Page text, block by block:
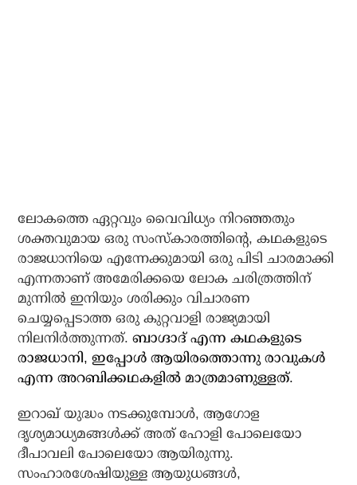
ലോകത്തെ ഏറ്റവും വൈവിധ്യം നിറഞ്ഞതും
ശക്തവുമായ ഒരു സംസ്‌കാരത്തിന്റെ, കഥകളുടെ
രാജധാനിയെ എന്നേക്കുമായി ഒരു പിടി ചാരമാക്കി
എന്നതാണ് അമേരിക്കയെ ലോക ചരിത്രത്തിന്
മുന്നില്‍ ഇനിയും ശരിക്കും വിചാരണ
ചെയ്യപ്പെടാത്ത ഒരു കുറ്റവാളി രാജ്യമായി
നിലനിര്‍ത്തുന്നത്.ബാഗ്ദാദ് എന്ന കഥകളുടെ
രാജധാനി, ഇപ്പോള്‍ ആയിരത്തൊന്നു രാവുകള്‍
എന്ന അറബിക്കഥകളില്‍ മാത്രമാണുള്ളത്.
ഇറാഖ് യുദ്ധം നടക്കുമ്പോള്‍, ആഗോള
ദൃശ്യമാധ്യമങ്ങള്‍ക്ക് അത് ഹോളി പോലെയോ
ദീപാവലി പോലെയോ ആയിരുന്നു.
സംഹാരശേഷിയുള്ള ആയുധങ്ങള്‍,